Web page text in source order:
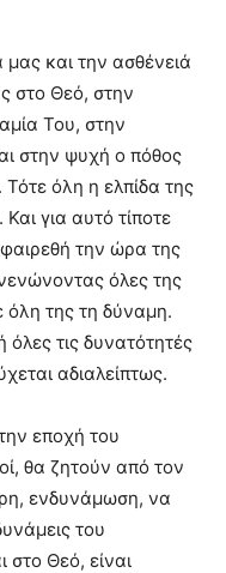
και την ασθένειά
στο Θεό, στην
Του, στην
στην ψυχή ο πόθος
όλη η ελπίδα της
για αυτό τίποτε
την ώρα της
όλες της
όλη της τη δύναμη.
τις δυνατότητές
αδιαλείπτως.
εποχή του
θα ζητούν από τον
ενδυνάμωση, να
του
στο Θεό, είναι